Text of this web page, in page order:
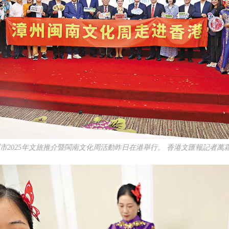
2025年文旅推介暨閩南文化周活動昨日在港舉行。 香港文匯報記者萬